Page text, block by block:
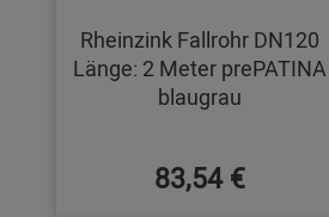
Rheinzink Fallrohr DN120
Länge: 2 Meter prePATINA
blaugrau
83,54 €